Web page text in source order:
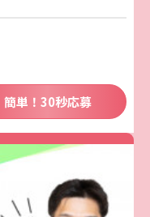
簡単！30秒応募